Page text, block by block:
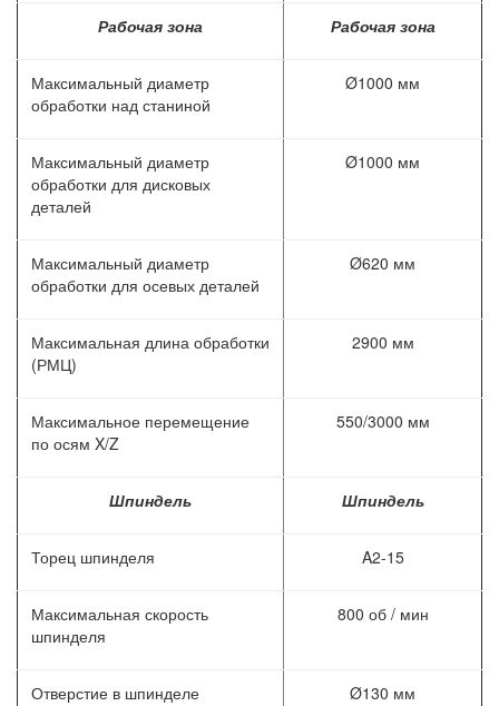
Рабочая зона Рабочая зона
Максимальный диаметр
обработки над станиной
Ø1000 мм
Максимальный диаметр
обработки для дисковых
деталей
Ø1000 мм
Максимальный диаметр
обработки для осевых деталей
Ø620 мм
Максимальная длина обработки
(РМЦ)
2900 мм
Максимальное перемещение
по осям X/Z
550/3000 мм
Шпиндель Шпиндель
Торец шпинделя A2-15
Максимальная скорость
шпинделя
800 об / мин
Отверстие в шпинделе Ø130 мм